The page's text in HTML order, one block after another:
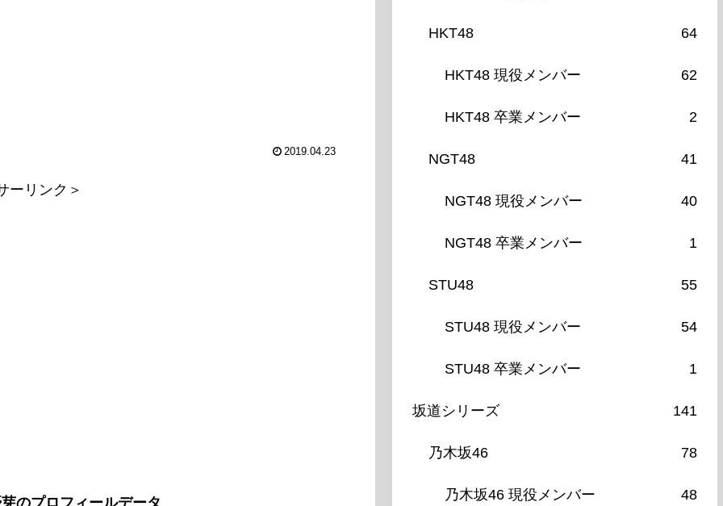
2019.04.23
ーリンク＞
のプロフィールデータ
HKT48 64
HKT48 現役メンバー 62
HKT48 卒業メンバー 2
NGT48 41
NGT48 現役メンバー 40
NGT48 卒業メンバー 1
STU48 55
STU48 現役メンバー 54
STU48 卒業メンバー 1
坂道シリーズ 141
乃木坂46 78
乃木坂46 現役メンバー 48